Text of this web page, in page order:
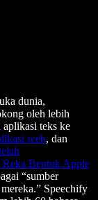
dunia,
oleh lebih
aplikasi teks ke
web, dan
Reka Bentuk Apple
“sumber
Speechify